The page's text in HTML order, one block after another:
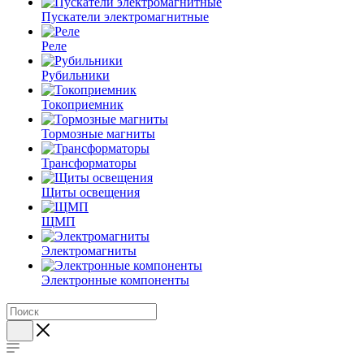
Пускатели электромагнитные
Реле
Рубильники
Токоприемник
Тормозные магниты
Трансформаторы
Щиты освещения
ЩМП
Электромагниты
Электронные компоненты